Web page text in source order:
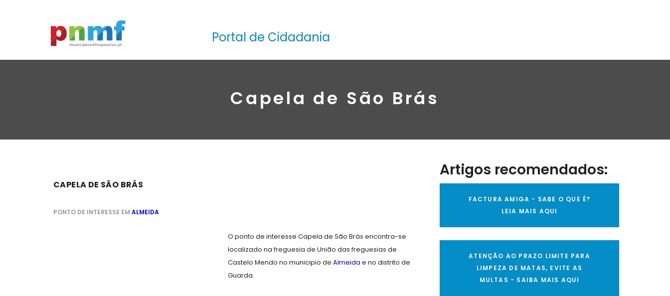
Portal de Cidadania
Capela de São Brás
CAPELA DE SÃO BRÁS
PONTO DE INTERESSE EM ALMEIDA
O ponto de interesse Capela de São Brás encontra-se
localizado na freguesia de União das freguesias de
Castelo Mendo no municipio de Almeida e no distrito de
Guarda.
Artigos recomendados:
FACTURA AMIGA - SABE O QUE É?
LEIA MAIS AQUI
ATENÇÃO AO PRAZO LIMITE PARA
LIMPEZA DE MATAS, EVITE AS
MULTAS - SAIBA MAIS AQUI